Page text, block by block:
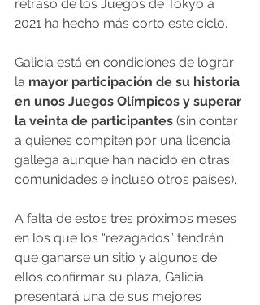
retraso de los Juegos de Tokyo a
2021 ha hecho más corto este ciclo.
Galicia está en condiciones de lograr
la mayor participación de su historia
en unos Juegos Olímpicos y superar
la veinta de participantes (sin contar
a quienes compiten por una licencia
gallega aunque han nacido en otras
comunidades e incluso otros países).
A falta de estos tres próximos meses
en los que los “rezagados” tendrán
que ganarse un sitio y algunos de
ellos confirmar su plaza, Galicia
presentará una de sus mejores